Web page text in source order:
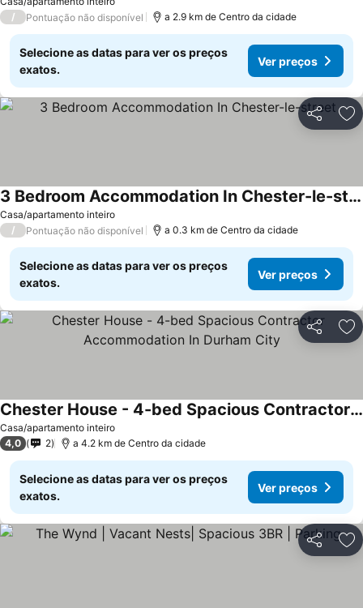
/ Pontuação não disponível a 2.9 km de Centro da cidade
Selecione as datas para ver os preços
exatos.
Ver preços
Partilhar
Casa/apartamento inteiro
3 Bedroom Accommodation In Chester-le-street
Ver preços
/ Pontuação não disponível a 0.3 km de Centro da cidade
Selecione as datas para ver os preços
exatos.
Ver preços
Partilhar
Casa/apartamento inteiro
Chester House - 4-bed Spacious Contractor Accommodation In Durham City
Ver preços
4,0 2 a 4.2 km de Centro da cidade
Selecione as datas para ver os preços
exatos.
Ver preços
Partilhar